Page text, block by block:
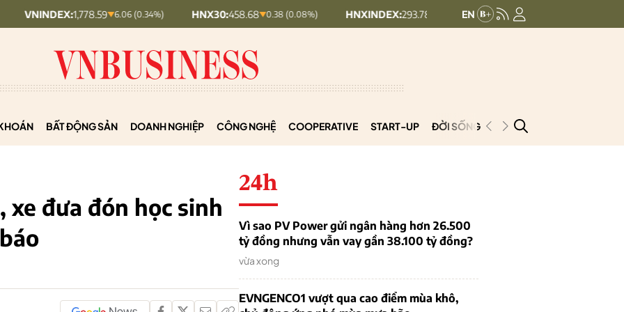
1,778.59 6.06 (0.34%) HNX30: 458.68 0.38 (0.08%) HNXINDEX:293.78 7.42 (2.46%) UPCOMINDEX:
BẤT ĐỘNG SẢN DOANH NGHIỆP CÔNG NGHỆ COOPERATIVE START-UP ĐỜI SỐNG PODCAST
đưa đón học sinh
24h
Vì sao PV Power gửi ngân hàng hơn 26.500
tỷ đồng nhưng vẫn vay gần 38.100 tỷ đồng?
vừa xong
EVNGENCO1 vượt qua cao điểm mùa khô,